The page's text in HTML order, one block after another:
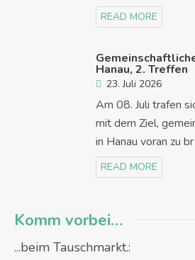
READ MORE
Hanau, 2. Treffen
23. Juli 2026
Am 08. Juli trafen
mit dem Ziel,
in Hanau voran zu br
READ MORE
Komm vorbei…
...beim Tauschmarkt.: